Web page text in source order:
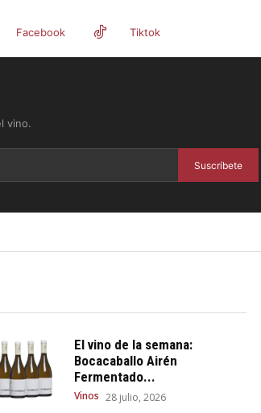
Facebook Tiktok
vino.
Suscríbete
El vino de la semana:
Bocacaballo Airén
Fermentado...
Vinos 28 julio, 2026